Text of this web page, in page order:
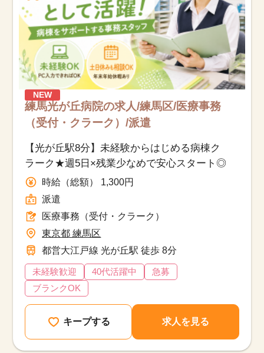
NEW
練馬光が丘病院の求人/練馬区/医療事務
（受付・クラーク）/派遣
【光が丘駅8分】未経験からはじめる病棟ク
ラーク★週5日×残業少なめで安心スタート◎
時給（総額） 1,300円
派遣
医療事務（受付・クラーク）
東京都 練馬区
都営大江戸線 光が丘駅 徒歩 8分
未経験歓迎 40代活躍中
急募
ブランクOK
キープする 求人を見る